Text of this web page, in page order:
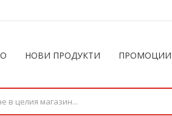
НОВИ ПРОДУКТИ ПРОМОЦИИ